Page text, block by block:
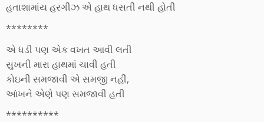
હતાશામાંય હરગીઝ એ હાથ ધસતી નથી હોતી
********
એ ધડી પણ એક વખત આવી લતી
સુખની મારા હાથમાં ચાવી હતી
કોઇની સમજાવી એ સમજી નહીં,
આંખને એણે પણ સમજાવી હતી
**********